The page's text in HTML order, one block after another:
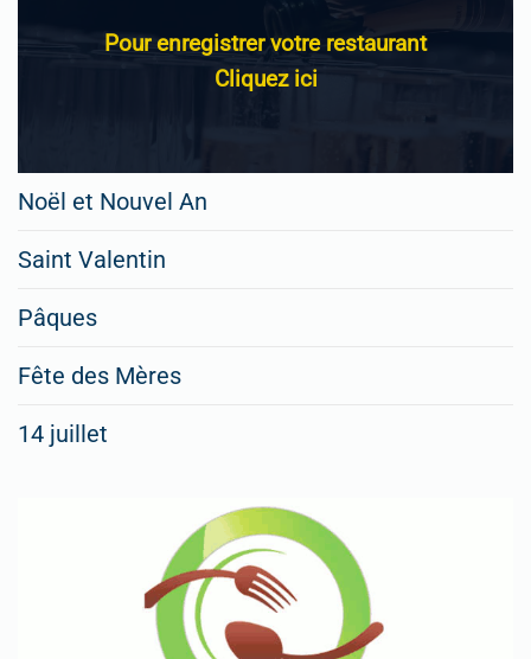
Pour enregistrer votre restaurant
Cliquez ici
Noël et Nouvel An
Saint Valentin
Pâques
Fête des Mères
14 juillet